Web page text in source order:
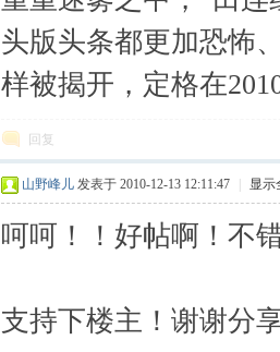
头版头条都更加恐怖
样被揭开，定格在
回复
山野峰儿 发表于 2010-12-13 12:11:47 显示
呵呵！！好帖啊！不
支持下楼主！谢谢分